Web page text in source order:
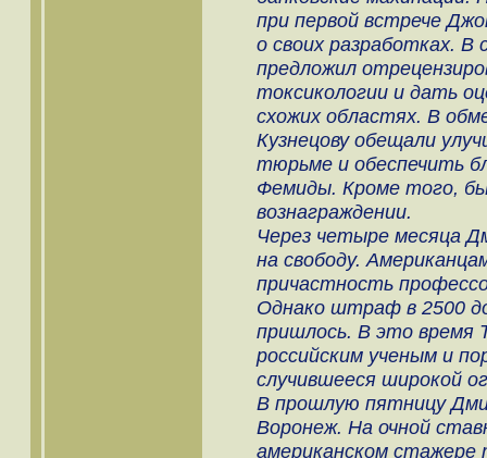
при первой встрече
о своих разработках. В
предложил
токсикологии и дать
схожих областях. В
Кузнецову обещали
тюрьме и обеспечить
Фемиды. Кроме того,
вознаграждении.
Через четыре месяца
на свободу.
причастность
Однако штраф в 2500
пришлось. В это время
российским ученым и
случившееся широкой
В прошлую пятницу
Воронеж. На очной
американском